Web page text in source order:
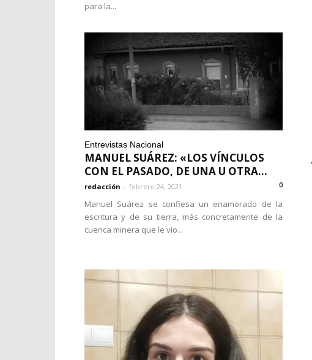
para la...
Entrevistas Nacional
MANUEL SUÁREZ: «LOS VÍNCULOS
CON EL PASADO, DE UNA U OTRA...
redacción - febrero 24, 2021 0
Manuel Suárez se confiesa un enamorado de la
escritura y de su tierra, más concretamente de la
cuenca minera que le vio...